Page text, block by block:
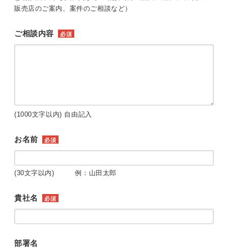
販売店のご案内、案件のご相談など）
ご相談内容 必須
(1000文字以内) 自由記入
お名前 必須
(30文字以内) 例：山田太郎
貴社名 必須
部署名